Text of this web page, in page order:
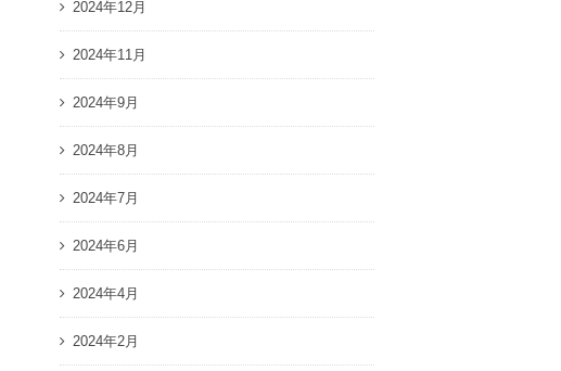
SOMPOひまわり生命保険が
Linkx Life isのWEBサイト
に代表 岩橋ひかりのインタ
ビュー記事が公開されました
れました
2024年12月
2024年11月
2024年9月
2024年8月
2024年7月
2024年6月
2024年4月
2024年2月